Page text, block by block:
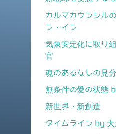
カルマカウンシル
ン・イン
気象安定化に取り
官
魂のあるなしの見
無条件の愛の状態
新世界・新創造
タイムライン by